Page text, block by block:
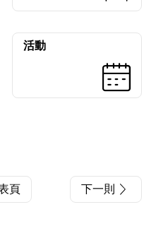
活動
頁 下一則